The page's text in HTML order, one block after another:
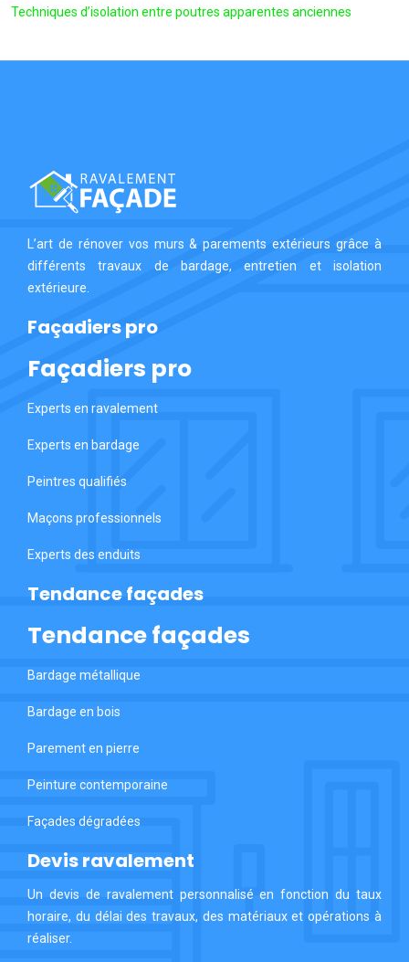
Techniques d’isolation entre poutres apparentes anciennes
L’art de rénover vos murs & parements extérieurs grâce à
différents travaux de bardage, entretien et isolation
extérieure.
Façadiers pro
Façadiers pro
Experts en ravalement
Experts en bardage
Peintres qualifiés
Maçons professionnels
Experts des enduits
Tendance façades
Tendance façades
Bardage métallique
Bardage en bois
Parement en pierre
Peinture contemporaine
Façades dégradées
Devis ravalement
Un devis de ravalement personnalisé en fonction du taux
horaire, du délai des travaux, des matériaux et opérations à
réaliser.